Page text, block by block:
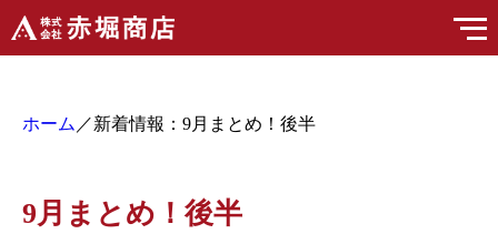
ホーム ／新着情報：9月まとめ！後半
9月まとめ！後半